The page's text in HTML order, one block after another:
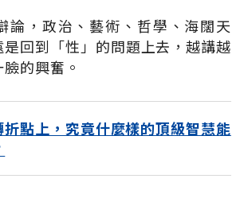
論，政治、藝術、哲學、海闊天
回到「性」的問題上去，越講越
的興奮。
點上，究竟什麼樣的頂級智慧能